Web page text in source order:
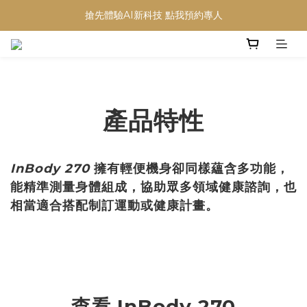
搶先體驗AI新科技 點我預約專人
產品特性
InBody 270擁有輕便機身卻同樣蘊含多功能，
能精準測量身體組成，協助眾多領域健康諮詢，也
相當適合搭配制訂運動或健康計畫。